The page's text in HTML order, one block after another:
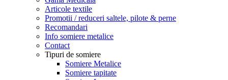
Articole textile
Promotii / reduceri saltele, pilote & perne
Recomandari
Info somiere metalice
Contact
Tipuri de somiere
Somiere Metalice
Somiere tapitate